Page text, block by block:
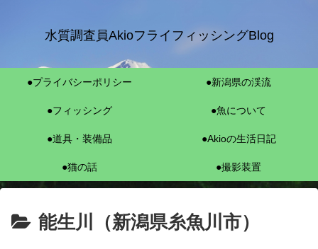
水質調査員AkioフライフィッシングBlog
●プライバシーポリシー ●新潟県の渓流
●フィッシング ●魚について
●道具・装備品 ●Akioの生活日記
●猫の話 ●撮影装置
能生川（新潟県糸魚川市）